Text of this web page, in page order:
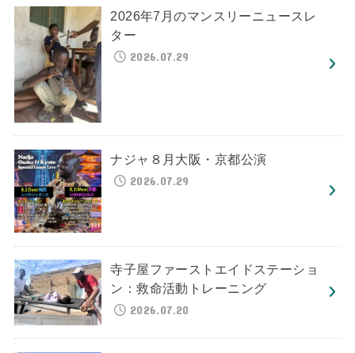
2026年7月のマンスリーニュースレ
ター
2026.07.29
ナジャ８月大阪・京都公演
2026.07.29
寺子屋ファーストエイドステーショ
ン：救命活動トレーニング
2026.07.20